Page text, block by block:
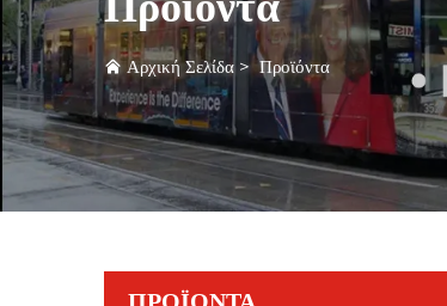
Αρχική Σελίδα >Προϊόντα